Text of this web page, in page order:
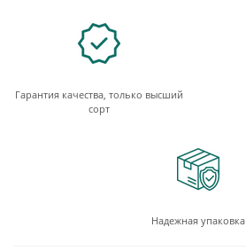
Гарантия качества, только высший
сорт
Надежная упаковка